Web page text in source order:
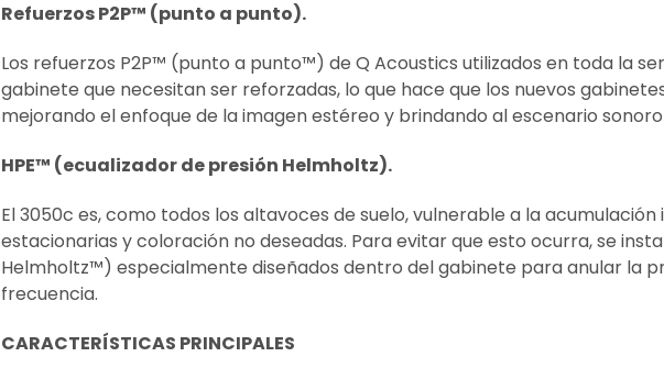
Refuerzos P2P™ (punto a punto).
Los refuerzos P2P™ (punto a punto™) de Q Acoustics utilizados en toda la
gabinete que necesitan ser reforzadas, lo que hace que los nuevos
mejorando el enfoque de la imagen estéreo y brindando al escenario
HPE™ (ecualizador de presión Helmholtz).
El 3050c es, como todos los altavoces de suelo, vulnerable a la
estacionarias y coloración no deseadas. Para evitar que esto ocurra, se
Helmholtz™) especialmente diseñados dentro del gabinete para anular la
frecuencia.
CARACTERÍSTICAS PRINCIPALES